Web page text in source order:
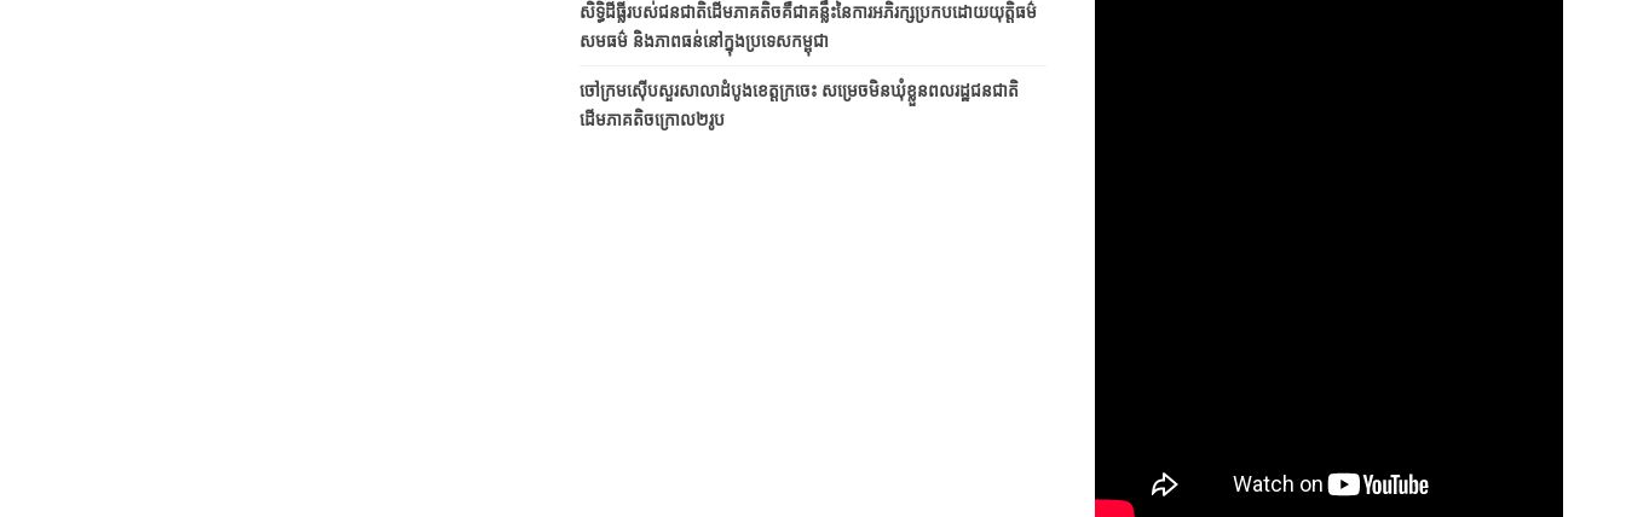
សិទ្ធិដីធ្លីរបស់ជនជាតិដើមភាគតិចគឺជាគន្លឹះនៃការអភិរក្សប្រកប​ដោយ​​យុត្តិធម៌
សមធម៌ និងភាពធន់នៅក្នុងប្រទេសកម្ពុជា
ចៅក្រមស៊ើបសួរសាលាដំបូងខេត្តក្រចេះ សម្រេចមិនឃុំខ្លួនពលរដ្ឋជនជាតិ
ដើមភាគតិចក្រោល២រូប